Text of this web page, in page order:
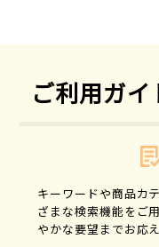
ご利用ガイ
キーワードや商品カ
ざまな検索機能をご
やかな要望までお応え